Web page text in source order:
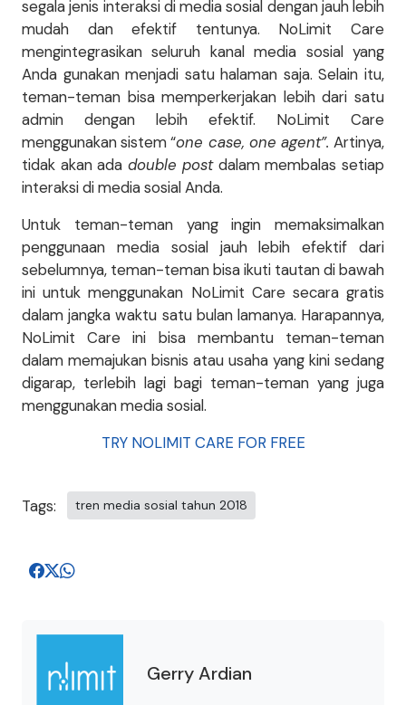
segala jenis interaksi di media sosial dengan jauh lebih
mudah dan efektif tentunya. NoLimit Care
mengintegrasikan seluruh kanal media sosial yang
Anda gunakan menjadi satu halaman saja. Selain itu,
teman-teman bisa memperkerjakan lebih dari satu
admin dengan lebih efektif. NoLimit Care
menggunakan sistem “one case, one agent”.Artinya,
tidak akan ada double postdalam membalas setiap
interaksi di media sosial Anda.
Untuk teman-teman yang ingin memaksimalkan
penggunaan media sosial jauh lebih efektif dari
sebelumnya, teman-teman bisa ikuti tautan di bawah
ini untuk menggunakan NoLimit Care secara gratis
dalam jangka waktu satu bulan lamanya. Harapannya,
NoLimit Care ini bisa membantu teman-teman
dalam memajukan bisnis atau usaha yang kini sedang
digarap, terlebih lagi bagi teman-teman yang juga
menggunakan media sosial.
TRY NOLIMIT CARE FOR FREE
Tags: tren media sosial tahun 2018
Gerry Ardian